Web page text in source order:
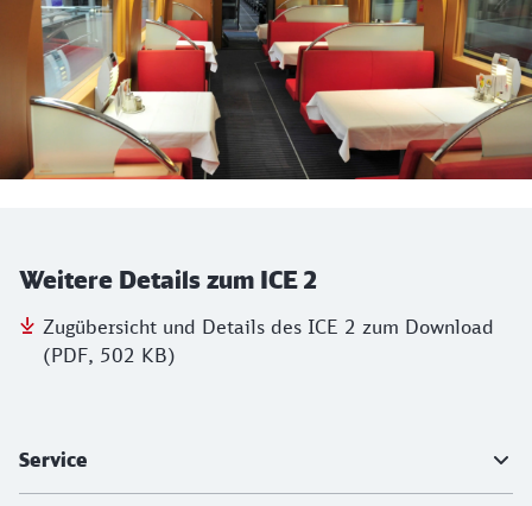
Weitere Details zum ICE 2
Zugübersicht und Details des ICE 2 zum Download
(PDF, 502 KB)
Service